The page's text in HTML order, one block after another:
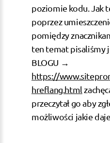
poziomie kodu. Jak
poprzez
pomiędzy
ten temat pisaliśmy
BLOGU →
https://
hreflang.html
przeczytał go aby
możliwości jakie